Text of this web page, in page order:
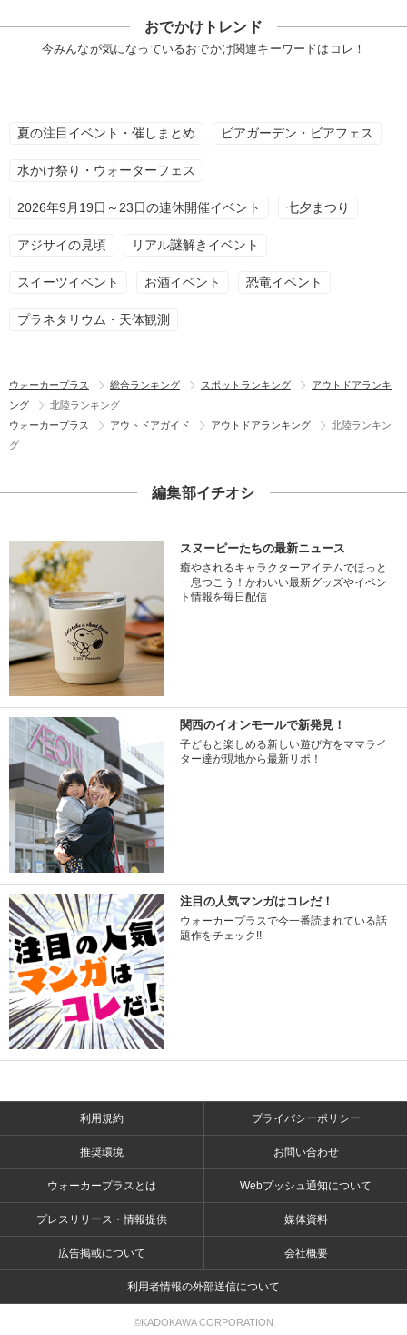
おでかけトレンド
今みんなが気になっているおでかけ関連キーワードはコレ！
夏の注目イベント・催しまとめ ビアガーデン・ビアフェス
水かけ祭り・ウォーターフェス
2026年9月19日～23日の連休開催イベント 七夕まつり
アジサイの見頃 リアル謎解きイベント
スイーツイベント お酒イベント 恐竜イベント
プラネタリウム・天体観測
ウォーカープラス 総合ランキング スポットランキング
アウトドアランキ
ング
北陸ランキング
ウォーカープラス
アウトドアガイド アウトドアランキング
北陸ランキン
グ
編集部イチオシ
スヌーピーたちの最新ニュース
癒やされるキャラクターアイテムでほっと
一息つこう！かわいい最新グッズやイベン
ト情報を毎日配信
関西のイオンモールで新発見！
子どもと楽しめる新しい遊び方をママライ
ター達が現地から最新リポ！
注目の人気マンガはコレだ！
ウォーカープラスで今一番読まれている話
題作をチェック!!
利用規約 プライバシーポリシー
推奨環境 お問い合わせ
ウォーカープラスとは Webプッシュ通知について
プレスリリース・情報提供 媒体資料
広告掲載について 会社概要
利用者情報の外部送信について
©KADOKAWA CORPORATION